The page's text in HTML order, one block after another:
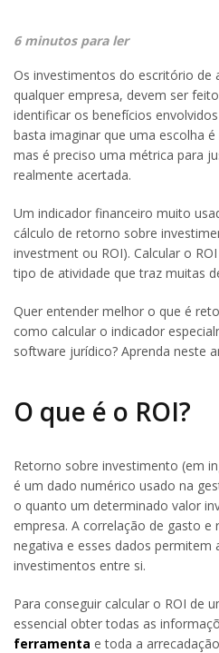
6 minutos para ler
Os investimentos do escritório de
qualquer empresa, devem ser
identificar os benefícios
basta imaginar que uma escolha
mas é preciso uma métrica para
realmente acertada.
Um indicador financeiro muito
cálculo de retorno sobre
investment ou ROI). Calcular o
tipo de atividade que traz muitas
Quer entender melhor o que é
como calcular o indicador
software jurídico? Aprenda neste
O que é o ROI?
Retorno sobre investimento (em
é um dado numérico usado na
o quanto um determinado valor
empresa. A correlação de gasto
negativa e esses dados permitem
investimentos entre si.
Para conseguir calcular o ROI de
essencial obter todas as
ferramenta e toda a